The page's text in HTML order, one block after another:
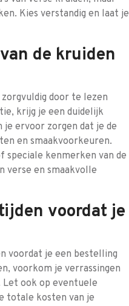
Kies verstandig en laat je
de kruiden
door te lezen
krijg je een duidelijk
je ervoor zorgen dat je de
en smaakvoorkeuren.
speciale kenmerken van de
verse en smaakvolle
voordat je
voordat je een bestelling
voorkom je verrassingen
Let ook op eventuele
totale kosten van je